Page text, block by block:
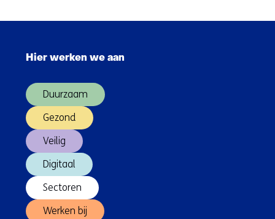
Hier werken we aan
Duurzaam
Gezond
Veilig
Digitaal
Sectoren
Werken bij